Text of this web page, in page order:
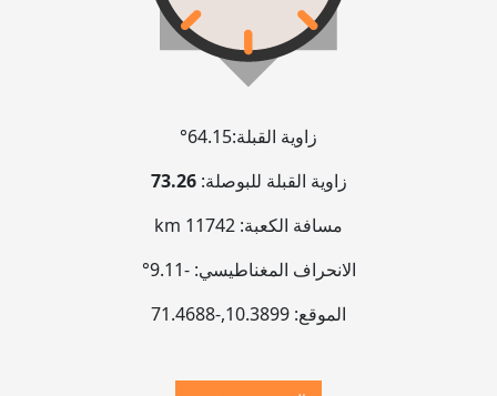
زاوية القبلة:64.15°
زاوية القبلة للبوصلة:73.26
مسافة الكعبة:11742 km
الانحراف المغناطيسي:-9.11°
الموقع:10.3899
,
-71.4689